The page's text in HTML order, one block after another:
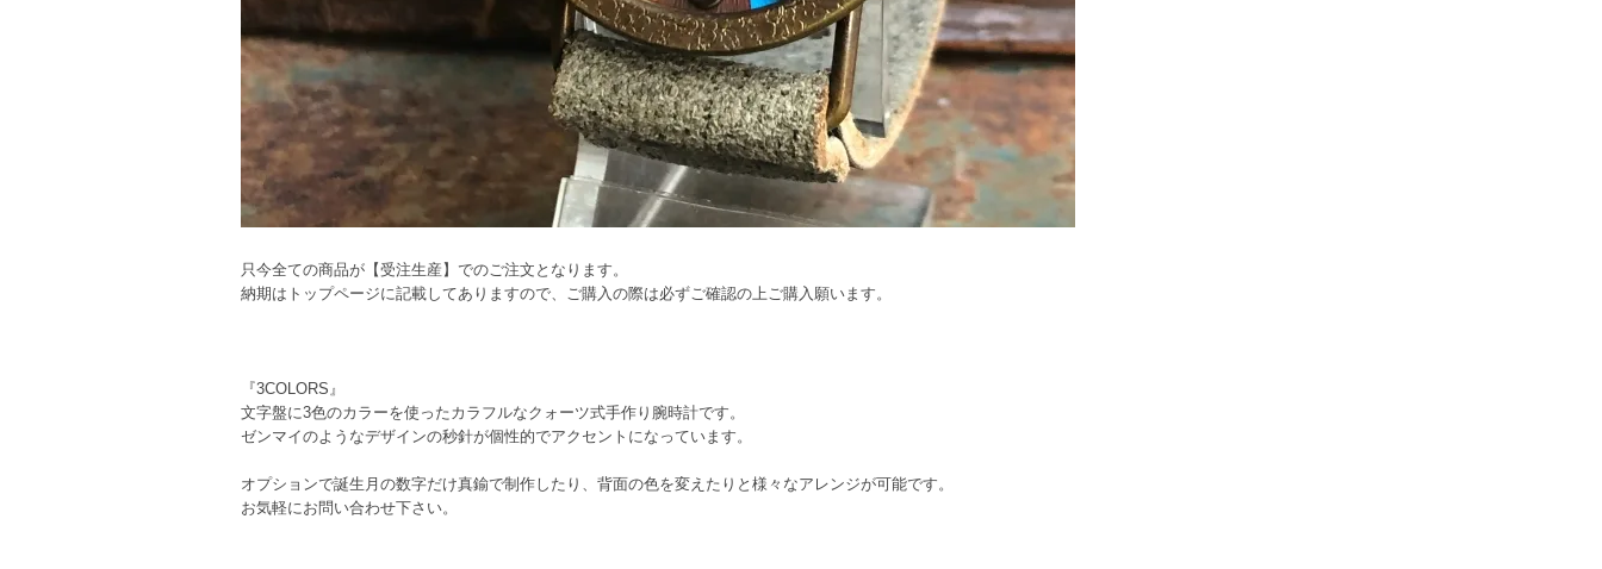
只今全ての商品が【受注生産】でのご注文となります。
納期はトップページに記載してありますので、ご購入の際は必ずご確認の上ご購入願います。
『3COLORS』
文字盤に3色のカラーを使ったカラフルなクォーツ式手作り腕時計です。
ゼンマイのようなデザインの秒針が個性的でアクセントになっています。
オプションで誕生月の数字だけ真鍮で制作したり、背面の色を変えたりと様々なアレンジが可能です。
お気軽にお問い合わせ下さい。